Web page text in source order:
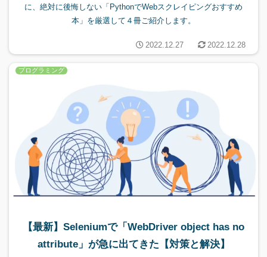
に、絶対に後悔しない「PythonでWebスクレイピングおすすめ
本」を厳選して４冊ご紹介します。
2022.12.27 2022.12.28
プログラミング
【最新】Seleniumで「WebDriver object has no
attribute」が急に出てきた【対策と解決】